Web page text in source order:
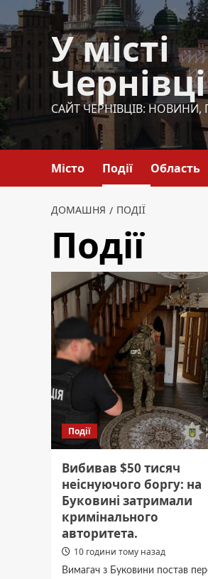
Перейти
до
вмісту
У місті
Чернівці
САЙТ ЧЕРНІВЦІВ: НОВИНИ,
Місто Події Область
ДОМАШНЯ ПОДІЇ
Події
Події
Вибивав $50 тисяч
неіснуючого боргу: на
Буковині затримали
кримінального
авторитета.
10 години тому назад
Вимагач з Буковини постав